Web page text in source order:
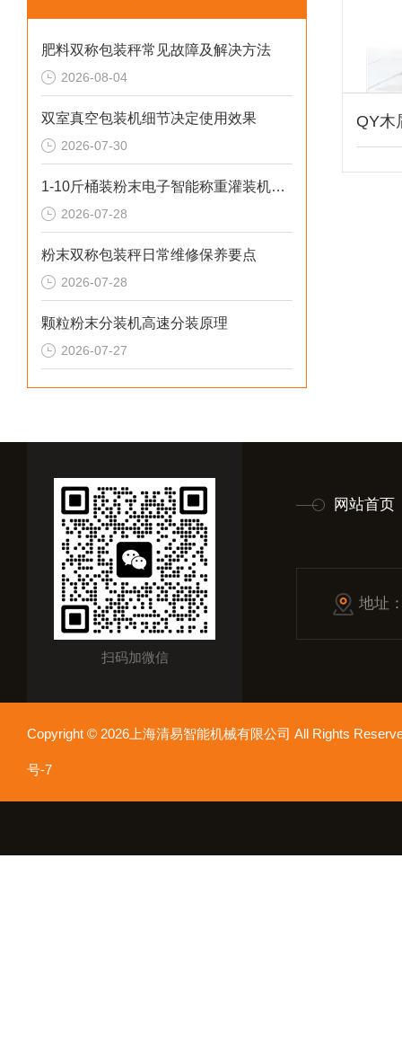
肥料双称包装秤常见故障及解决方法
2026-08-04
双室真空包装机细节决定使用效果
2026-07-30
1-10斤桶装粉末电子智能称重灌装机介绍
2026-07-28
粉末双称包装秤日常维修保养要点
2026-07-28
颗粒粉末分装机高速分装原理
2026-07-27
扫码加微信
网站首页
地址
Copyright © 2026上海清易智能机械有限公司 All Rights
号-7